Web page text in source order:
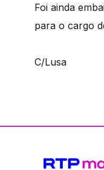
Foi ainda
para o cargo
C/Lusa